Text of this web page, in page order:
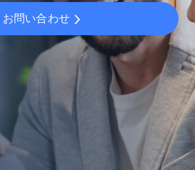
お問い合わせ